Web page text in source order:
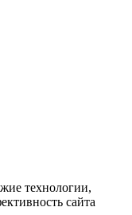
технологии,
сайта